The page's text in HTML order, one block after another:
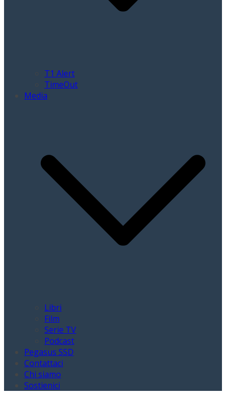
T1 Alert
TimeOut
Media
Libri
Film
Serie TV
Podcast
Pegasus SSD
Contattaci
Chi siamo
Sostienici